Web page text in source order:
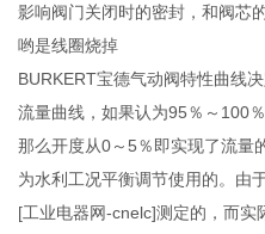
影响阀门关闭时的密封，和阀芯
哟是线圈烧掉
BURKERT宝德气动阀特性曲线
流量曲线，如果认为95％～100
那么开度从0～5％即实现了流量
为水利工况平衡调节使用的。由
[工业电器网-cnelc]测定的，而